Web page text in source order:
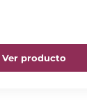
Ver producto